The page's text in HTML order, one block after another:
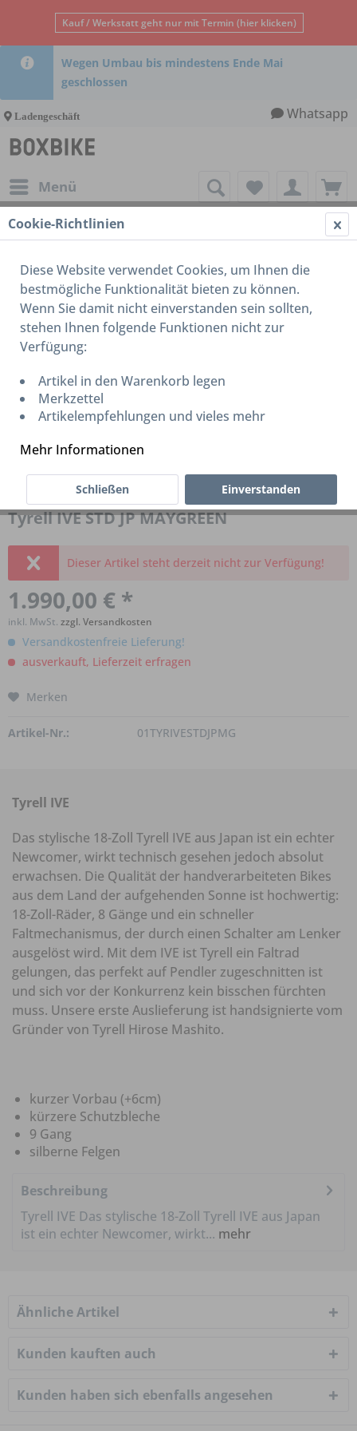
Kauf / Werkstatt geht nur mit Termin (hier klicken)
Wegen Umbau bis mindestens Ende Mai
geschlossen
Ladengeschäft Whatsapp
Menü
Tyrell IVE STD JP MAYGREEN
Dieser Artikel steht derzeit nicht zur Verfügung!
1.990,00 € *
inkl. MwSt. zzgl. Versandkosten
Versandkostenfreie Lieferung!
ausverkauft, Lieferzeit erfragen
Merken
Artikel-Nr.: 01TYRIVESTDJPMG
Tyrell IVE
Das stylische 18-Zoll Tyrell IVE aus Japan ist ein echter
Newcomer, wirkt technisch gesehen jedoch absolut
erwachsen. Die Qualität der handverarbeiteten Bikes
aus dem Land der aufgehenden Sonne ist hochwertig:
18-Zoll-Räder, 8 Gänge und ein schneller
Faltmechanismus, der durch einen Schalter am Lenker
ausgelöst wird. Mit dem IVE ist Tyrell ein Faltrad
gelungen, das perfekt auf Pendler zugeschnitten ist
und sich vor der Konkurrenz kein bisschen fürchten
muss. Unsere erste Auslieferung ist handsignierte vom
Gründer von Tyrell Hirose Mashito.
kurzer Vorbau (+6cm)
kürzere Schutzbleche
9 Gang
silberne Felgen
Beschreibung
Tyrell IVE Das stylische 18-Zoll Tyrell IVE aus Japan
ist ein echter Newcomer, wirkt... mehr
Ähnliche Artikel
Kunden kauften auch
Kunden haben sich ebenfalls angesehen
Cookie-Richtlinien
Diese Website verwendet Cookies, um Ihnen die
bestmögliche Funktionalität bieten zu können.
Wenn Sie damit nicht einverstanden sein sollten,
stehen Ihnen folgende Funktionen nicht zur
Verfügung:
Artikel in den Warenkorb legen
Merkzettel
Artikelempfehlungen und vieles mehr
Mehr Informationen
Einverstanden
Schließen